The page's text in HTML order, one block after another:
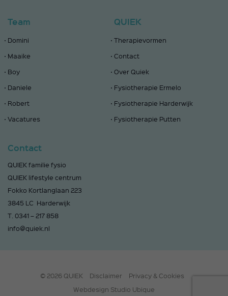
Team
Domini
Maaike
Boy
Daniele
Robert
Vacatures
QUIEK
Therapievormen
Contact
Over Quiek
Fysiotherapie Ermelo
Fysiotherapie Harderwijk
Fysiotherapie Putten
Contact
QUIEK familie fysio
QUIEK lifestyle centrum
Fokko Kortlanglaan 223
3845 LC Harderwijk
T. 0341 – 217 858
info@quiek.nl
© 2026 QUIEK Disclaimer
Privacy & Cookies
Webdesign Studio Ubique